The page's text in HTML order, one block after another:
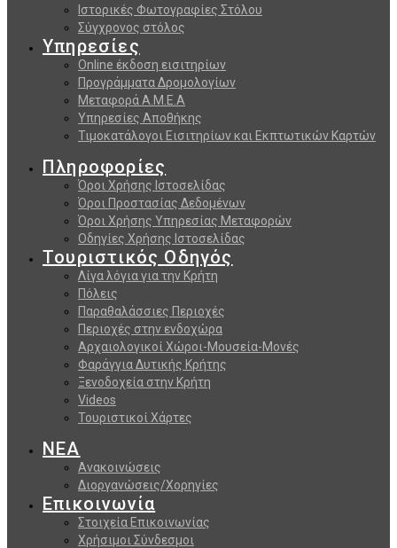
Ιστορικές Φωτογραφίες Στόλου
Σύγχρονος στόλος
Υπηρεσίες
Online έκδοση εισιτηρίων
Προγράμματα Δρομολογίων
Μεταφορά Α.Μ.Ε.Α
Υπηρεσίες Αποθήκης
Τιμοκατάλογοι Εισιτηρίων και Εκπτωτικών Καρτών
Πληροφορίες
Όροι Χρήσης Ιστοσελίδας
Όροι Προστασίας Δεδομένων
Όροι Χρήσης Υπηρεσίας Μεταφορών
Οδηγίες Χρήσης Ιστοσελίδας
Τουριστικός Οδηγός
Λίγα λόγια για την Κρήτη
Πόλεις
Παραθαλάσσιες Περιοχές
Περιοχές στην ενδοχώρα
Αρχαιολογικοί Χώροι-Μουσεία-Μονές
Φαράγγια Δυτικής Κρήτης
Ξενοδοχεία στην Κρήτη
Videos
Τουριστικοί Χάρτες
ΝΕΑ
Ανακοινώσεις
Διοργανώσεις/Χορηγίες
Επικοινωνία
Στοιχεία Επικοινωνίας
Χρήσιμοι Σύνδεσμοι